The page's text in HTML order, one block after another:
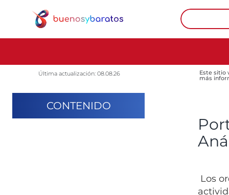
Última actualización: 08.08.26 Este sitio
más
CONTENIDO
Los